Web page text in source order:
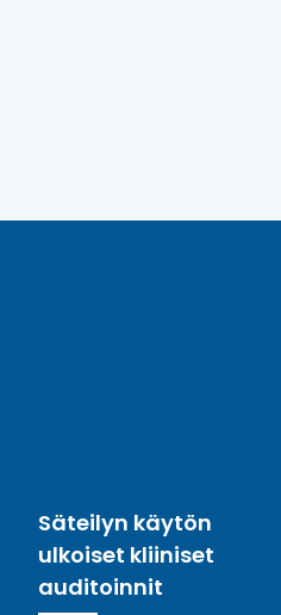
Säteilyn käytön
ulkoiset kliiniset
auditoinnit